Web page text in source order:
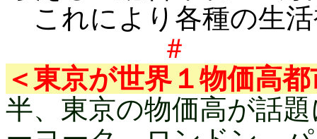
これにより各種の生
＃
＜東京が世界１物価高
半、東京の物価高が話